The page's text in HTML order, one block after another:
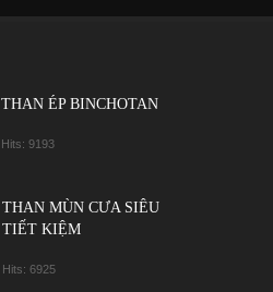
THAN ÉP BINCHOTAN
Hits: 9193
THAN MÙN CƯA SIÊU
TIẾT KIỆM
Hits: 6925